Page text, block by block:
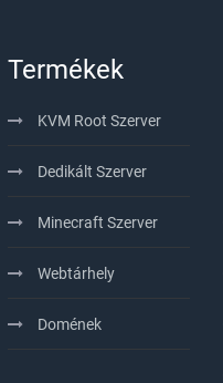
Termékek
KVM Root Szerver
Dedikált Szerver
Minecraft Szerver
Webtárhely
Domének